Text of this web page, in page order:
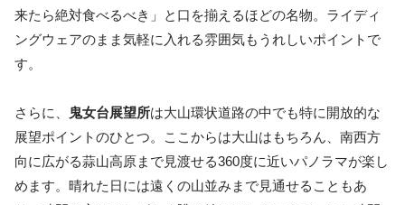
来たら絶対食べるべき」と口を揃えるほどの名物。ライディ
ングウェアのまま気軽に入れる雰囲気もうれしいポイントで
す。
さらに、 鬼女台展望所は大山環状道路の中でも特に開放的な
展望ポイントのひとつ。ここからは大山はもちろん、南西方
向に広がる蒜山高原まで見渡せる360度に近いパノラマが楽し
めます。晴れた日には遠くの山並みまで見通せることもあ